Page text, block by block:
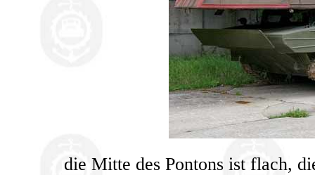
die Mitte des Pontons ist flach,